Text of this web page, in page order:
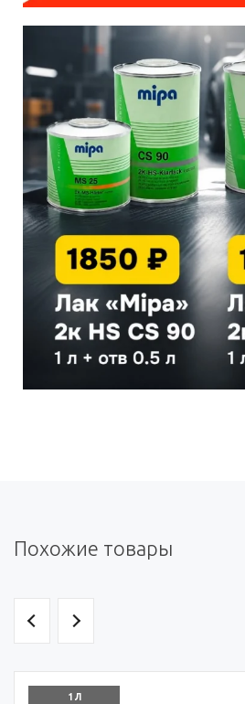
Похожие товары
1 Л